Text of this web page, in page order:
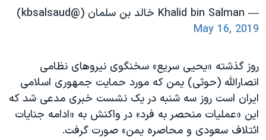
— Khalid bin Salman خالد بن سلمان (@kbsalsaud)
May 16, 2019
روز گذشته «یحیی سریع» سخنگوی نیروهای نظامی
انصارالله (حوثی) یمن که مورد حمایت جمهوری اسلامی
ایران است روز سه شنبه در یک نشست خبری مدعی شد که
این «عملیات منحصر به فرد» در واکنش به «ادامه جنایات
ائتلاف سعودی و محاصره یمن» صورت گرفت.